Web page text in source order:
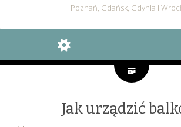
Poznań, Gdańsk, Gdynia i
WIDGETS
SEARCH
Jak urządzić